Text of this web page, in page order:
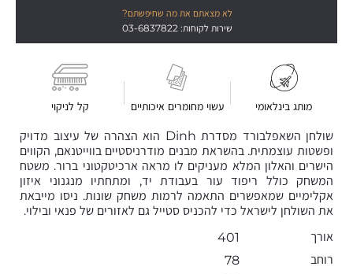
מותג בינלאומי עשוי מחומרים איכותיים קל לניקוי
לא מצאתם את מה שחיפשתם?
שירות לקוחות: 03-6837822
שולחן השאפלבורד מסדרת Dinh הוא הצהרה של עיצוב מדויק
ופשטות עוצמתית. בהשראת מבנים מודרניסטיים בווייטנאם, הקווים
הישרים והאלון המלא מעניקים לו מראה ארכיטקטוני ברור. משטח
המשחק כולל ריפוד עור בעבודת יד, ומתחתיו מנגנוני איזון
אקלימיים שמאפשרים התאמה לרמות משחק שונות. ניסו מייבאת
את השולחן לישראל כדי להכניס סטייל גם לאזורים של פנאי ובילוי.
אורך
401
רוחב
78